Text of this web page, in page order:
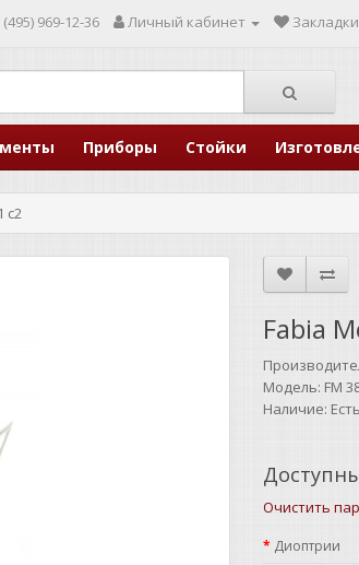
(495) 969-12-36 Личный кабинет
Приборы Стойки
c2
Fabia
Модель: FM
Наличие:
Очистить
Диоптрии